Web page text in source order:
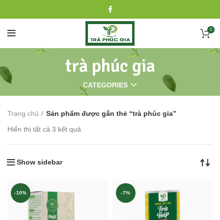
0
trà phúc gia
CATEGORIES
Trang chủ
Sản phẩm được gắn thẻ “trà phúc gia”
Hiển thị tất cả 3 kết quả
Show sidebar
-10% -7%